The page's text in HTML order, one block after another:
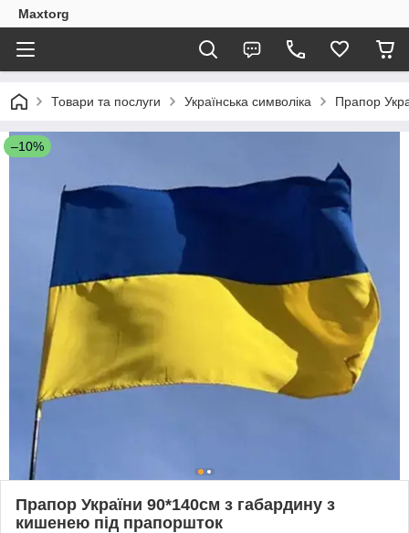
Maxtorg
Товари та послуги Українська символіка Прапор
–10%
Прапор України 90*140см з габардину з
кишенею під прапоршток